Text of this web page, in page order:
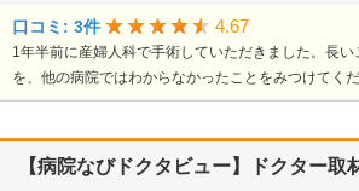
口コミ: 3件 4.67
1年半前に産婦人科で手術していただきました。長
を、他の病院ではわからなかったことをみつけてく
【病院なびドクタビュー】ドクター取